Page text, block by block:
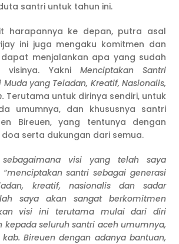
santri untuk tahun ini.
harapannya ke depan, putra asal
ini juga mengaku komitmen dan
menjalankan apa yang sudah
visinya. Yakni Menciptakan Santri
Muda yang Teladan, Kreatif, Nasionalis,
Terutama untuk dirinya sendiri, untuk
umumnya, dan khususnya santri
Bireuen, yang tentunya dengan
serta dukungan dari semua.
sebagaimana visi yang telah saya
santri sebagai generasi
kreatif, nasionalis dan sadar
saya akan sangat berkomitmen
visi ini terutama mulai dari diri
kepada seluruh santri aceh umumnya,
Bireuen dengan adanya bantuan,